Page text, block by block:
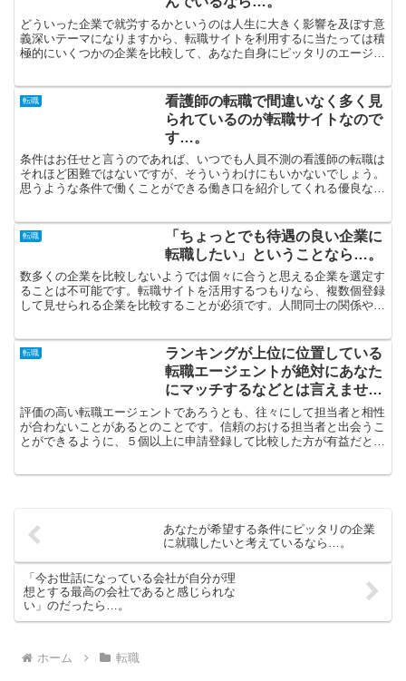
どういった企業で就労するかというのは人生に大きく影響を及ぼす意
義深いテーマになりますから、転職サイトを利用するに当たっては積
極的にいくつかの企業を比較して、あなた自身にピッタリのエージェ
転職
看護師の転職で間違いなく多く見
られているのが転職サイトなので
す…。
条件はお任せと言うのであれば、いつでも人員不測の看護師の転職は
それほど困難ではないですが、そういうわけにもいかないでしょう。
思うような条件で働くことができる働き口を紹介してくれる優良なエ
転職
「ちょっとでも待遇の良い企業に
転職したい」ということなら…。
数多くの企業を比較しないようでは個々に合うと思える企業を選定す
ることは不可能です。転職サイトを活用するつもりなら、複数個登録
して見せられる企業を比較することが必須です。人間同士の関係や労
転職
ランキングが上位に位置している
転職エージェントが絶対にあなた
にマッチするなどとは言えませ
ん…。
評価の高い転職エージェントであろうとも、往々にして担当者と相性
が合わないことがあるとのことです。信頼のおける担当者と出会うこ
とができるように、５個以上に申請登録して比較した方が有益だと考
あなたが希望する条件にピッタリの企業
に就職したいと考えているなら…。
「今お世話になっている会社が自分が理
想とする最高の会社であると感じられな
い」のだったら…。
ホーム 転職